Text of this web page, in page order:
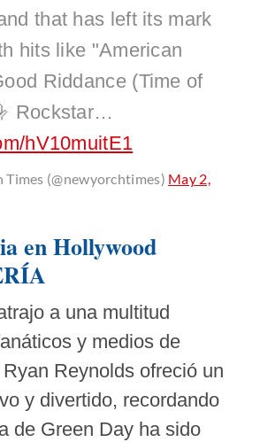
that has left its mark
hits like "American
Riddance (Time of
Rockstar…
hV10muitE1
Times (@newyorchtimes) May 2,
en Hollywood
a una multitud
y medios de
Reynolds ofreció un
y divertido, recordando
de Green Day ha sido